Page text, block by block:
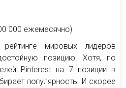
000 ежемесячно)
мировых лидеров
позицию. Хотя, по
Pinterest на 7 позиции в
популярность. И скорее